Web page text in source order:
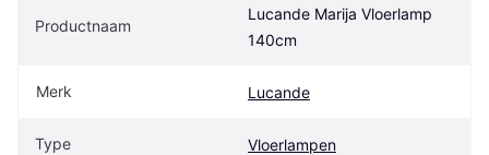
Productnaam
Lucande Marija Vloerlamp
140cm
Merk Lucande
Type Vloerlampen